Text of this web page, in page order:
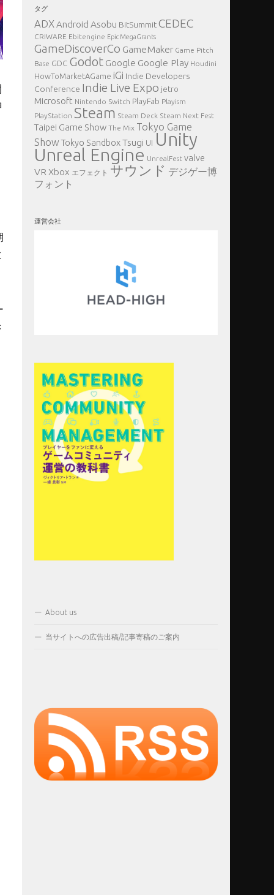
タグ
ADX Android Asobu BitSummitCEDEC
CRIWARE Ebitengine Epic MegaGrants
GameDiscoverCo GameMaker Game Pitch
Base GDC Godot Google Google Play Houdini
HowToMarketAGame iGi Indie Developers
Conference Indie Live Expo jetro
Microsoft Nintendo Switch PlayFab Playism
PlayStation Steam Steam Deck Steam Next Fest
Taipei Game Show The Mix Tokyo Game
Show Tokyo SandboxTsugi UI Unity
Unreal Engine UnrealFest valve
VR Xbox エフェクト サウンド デジゲー博
フォント
運営会社
About us
当サイトへの広告出稿/記事寄稿のご案内